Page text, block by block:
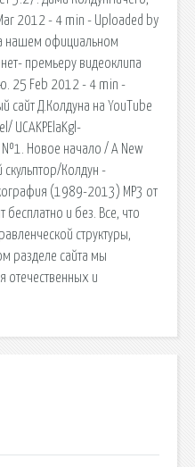
2012 - 4 min - Uploaded by
нашем официальном
премьеру видеоклипа
25 Feb 2012 - 4 min -
Д.Колдуна на YouTube
UCAKPElaKgl-
№1. Новое начало / A New
Колдун -
(1989-2013) МР3 от
бесплатно и без. Все, что
структуры,
разделе сайта мы
отечественных и